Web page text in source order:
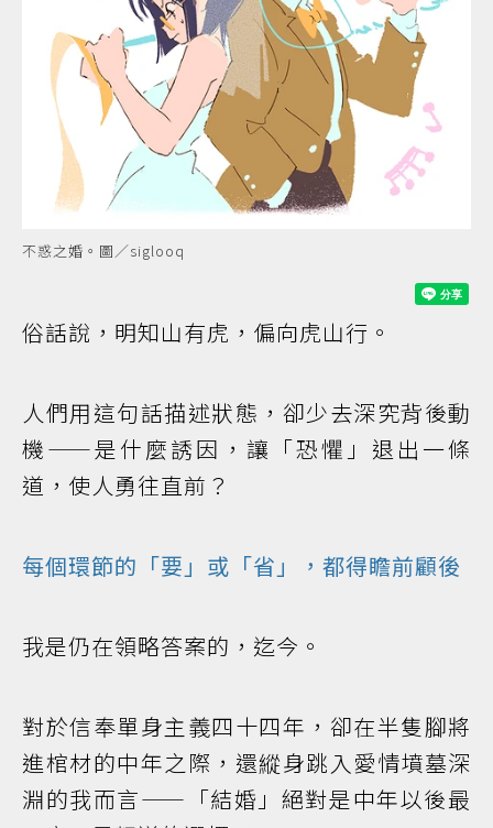
不惑之婚。圖／siglooq
俗話說，明知山有虎，偏向虎山行。
人們用這句話描述狀態，卻少去深究背後動
機——是什麼誘因，讓「恐懼」退出一條
道，使人勇往直前？
每個環節的「要」或「省」，都得瞻前顧後
我是仍在領略答案的，迄今。
對於信奉單身主義四十四年，卻在半隻腳將
進棺材的中年之際，還縱身跳入愛情墳墓深
淵的我而言——「結婚」絕對是中年以後最